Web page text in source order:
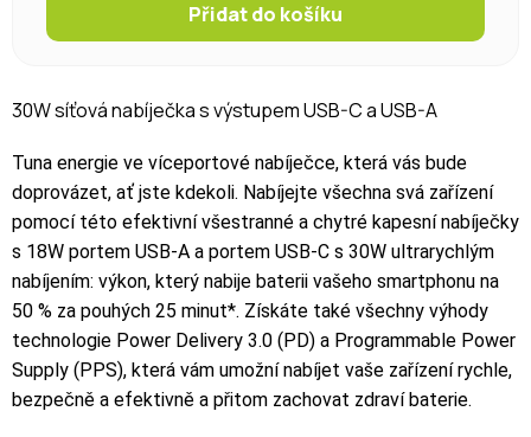
Přidat do košíku
30W síťová nabíječka s výstupem USB-C a USB-A
Tuna energie ve víceportové nabíječce, která vás bude
doprovázet, ať jste kdekoli. Nabíjejte všechna svá zařízení
pomocí této efektivní všestranné a chytré kapesní nabíječky
s 18W portem USB-A a portem USB-C s 30W ultrarychlým
nabíjením: výkon, který nabije baterii vašeho smartphonu na
50 % za pouhých 25 minut*. Získáte také všechny výhody
technologie Power Delivery 3.0 (PD) a Programmable Power
Supply (PPS), která vám umožní nabíjet vaše zařízení rychle,
bezpečně a efektivně a přitom zachovat zdraví baterie.